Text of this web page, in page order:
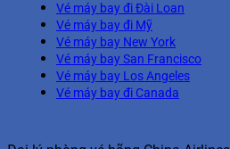
Vé máy bay đi Đài Loan
Vé máy bay đi Mỹ
Vé máy bay New York
Vé máy bay San Francisco
Vé máy bay Los Angeles
Vé máy bay đi Canada